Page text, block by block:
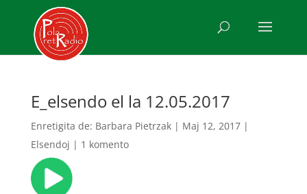
E_elsendo el la 12.05.2017
Enretigita de: Barbara Pietrzak| Maj 12, 2017|
Elsendoj | 1 komento